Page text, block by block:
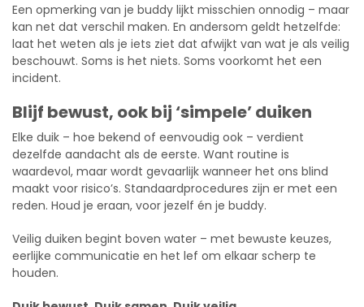
Een opmerking van je buddy lijkt misschien onnodig – maar
kan net dat verschil maken. En andersom geldt hetzelfde:
laat het weten als je iets ziet dat afwijkt van wat je als veilig
beschouwt. Soms is het niets. Soms voorkomt het een
incident.
Blijf bewust, ook bij ‘simpele’ duiken
Elke duik – hoe bekend of eenvoudig ook – verdient
dezelfde aandacht als de eerste. Want routine is
waardevol, maar wordt gevaarlijk wanneer het ons blind
maakt voor risico’s. Standaardprocedures zijn er met een
reden. Houd je eraan, voor jezelf én je buddy.
Veilig duiken begint boven water – met bewuste keuzes,
eerlijke communicatie en het lef om elkaar scherp te
houden.